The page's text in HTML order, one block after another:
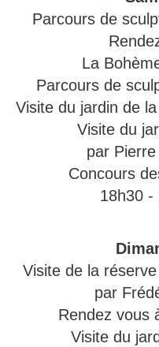
Parcours de
La
Parcours de
Visite du jardin de
Visite du
par
Concours
18h30 -
Visite de la
par
Rendez vous
Visite du